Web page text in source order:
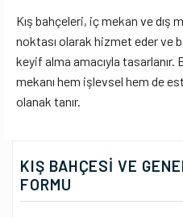
Kış bahçeleri, iç mekan ve dış
noktası olarak hizmet eder ve
keyif alma amacıyla tasarlanır.
mekanı hem işlevsel hem de
olanak tanır.
KIŞ BAHÇESI VE
FORMU